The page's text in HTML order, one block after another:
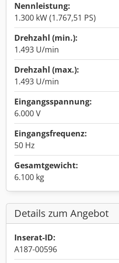
Nennleistung:
1.300 kW (1.767,51 PS)
Drehzahl (min.):
1.493 U/min
Drehzahl (max.):
1.493 U/min
Eingangsspannung:
6.000 V
Eingangsfrequenz:
50 Hz
Gesamtgewicht:
6.100 kg
Details zum Angebot
Inserat-ID:
A187-00596